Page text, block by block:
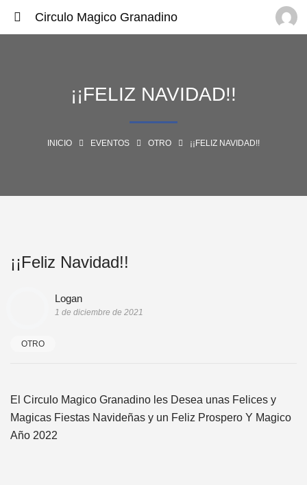
¡¡FELIZ NAVIDAD!!
INICIO EVENTOS OTRO ¡¡FELIZ NAVIDAD!!
¡¡Feliz Navidad!!
Logan
1 de diciembre de 2021
OTRO
El Circulo Magico Granadino les Desea unas Felices y
Magicas Fiestas Navideñas y un Feliz Prospero Y Magico
Año 2022
Circulo Magico Granadino